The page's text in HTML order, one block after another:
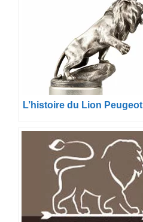
L’histoire du Lion Peugeot